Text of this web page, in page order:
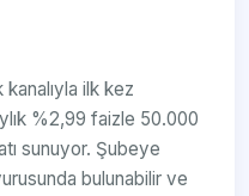
kanalıyla ilk kez
%2,99 faizle 50.000
sunuyor. Şubeye
bulunabilir ve